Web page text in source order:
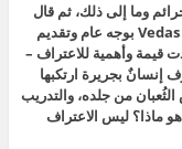
وما إلى ذلك، ثم قال
الدكتور شفايتزر Schweitzer على أن تلاوة الفيدا Vedas بوجه عام وتقديم
قيمة وأهمية للاعتراف –
إنسانٌ بجريرة ارتكبها
الثُعبان من جلده، والتدريب
ماذا؟ ليس الاعتراف